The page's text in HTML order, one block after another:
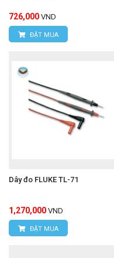
726,000 VND
ĐẶT MUA
Dây đo FLUKE TL-71
1,270,000 VND
ĐẶT MUA